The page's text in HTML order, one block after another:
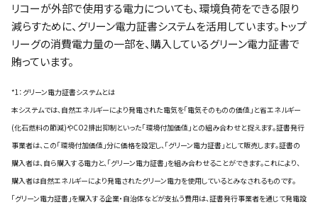
リコーが外部で使用する電力についても、環境負荷をできる限り
減らすために、グリーン電力証書システムを活用しています。トップ
リーグの消費電力量の一部を、購入しているグリーン電力証書で
賄っています。
*1：グリーン電力証書システムとは
本システムでは、自然エネルギーにより発電された電気を｢電気そのものの価値｣と省エネルギー
(化石燃料の節減)やCO2排出抑制といった｢環境付加価値｣との組み合わせと捉えます。証書発行
事業者は、この｢環境付加価値｣分に価格を設定し、｢グリーン電力証書｣として販売します。証書の
購入者は、自ら購入する電力と、｢グリーン電力証書｣を組み合わせることができます。これにより、
購入者は自然エネルギーにより発電されたグリーン電力を使用しているとみなされるものです。
｢グリーン電力証書｣を購入する企業・自治体などが支払う費用は、証書発行事業者を通じて発電設